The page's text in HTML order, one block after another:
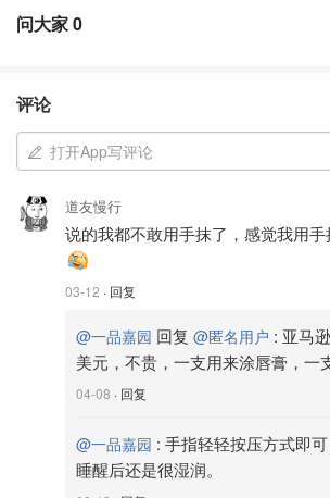
问大家0
评论
打开App写评论
道友慢行
说的我都不敢用手抹了，感觉我用
03-12 · 回复
@一品嘉园 回复 @匿名用户 : 亚马
美元，不贵，一支用来涂唇膏，一
04-08 · 回复
@一品嘉园 : 手指轻轻按压方式即
睡醒后还是很湿润。